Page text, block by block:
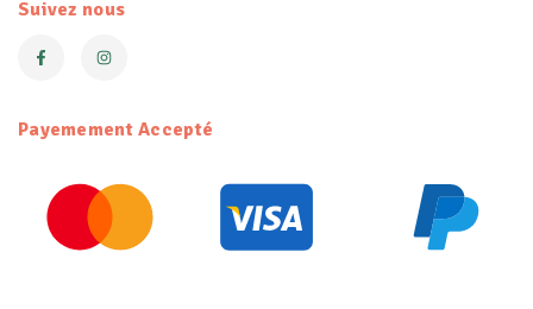
Suivez nous
Payemement Accepté